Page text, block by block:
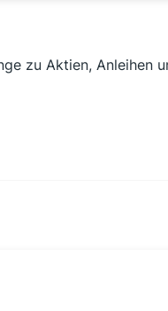
zu Aktien, Anleihen